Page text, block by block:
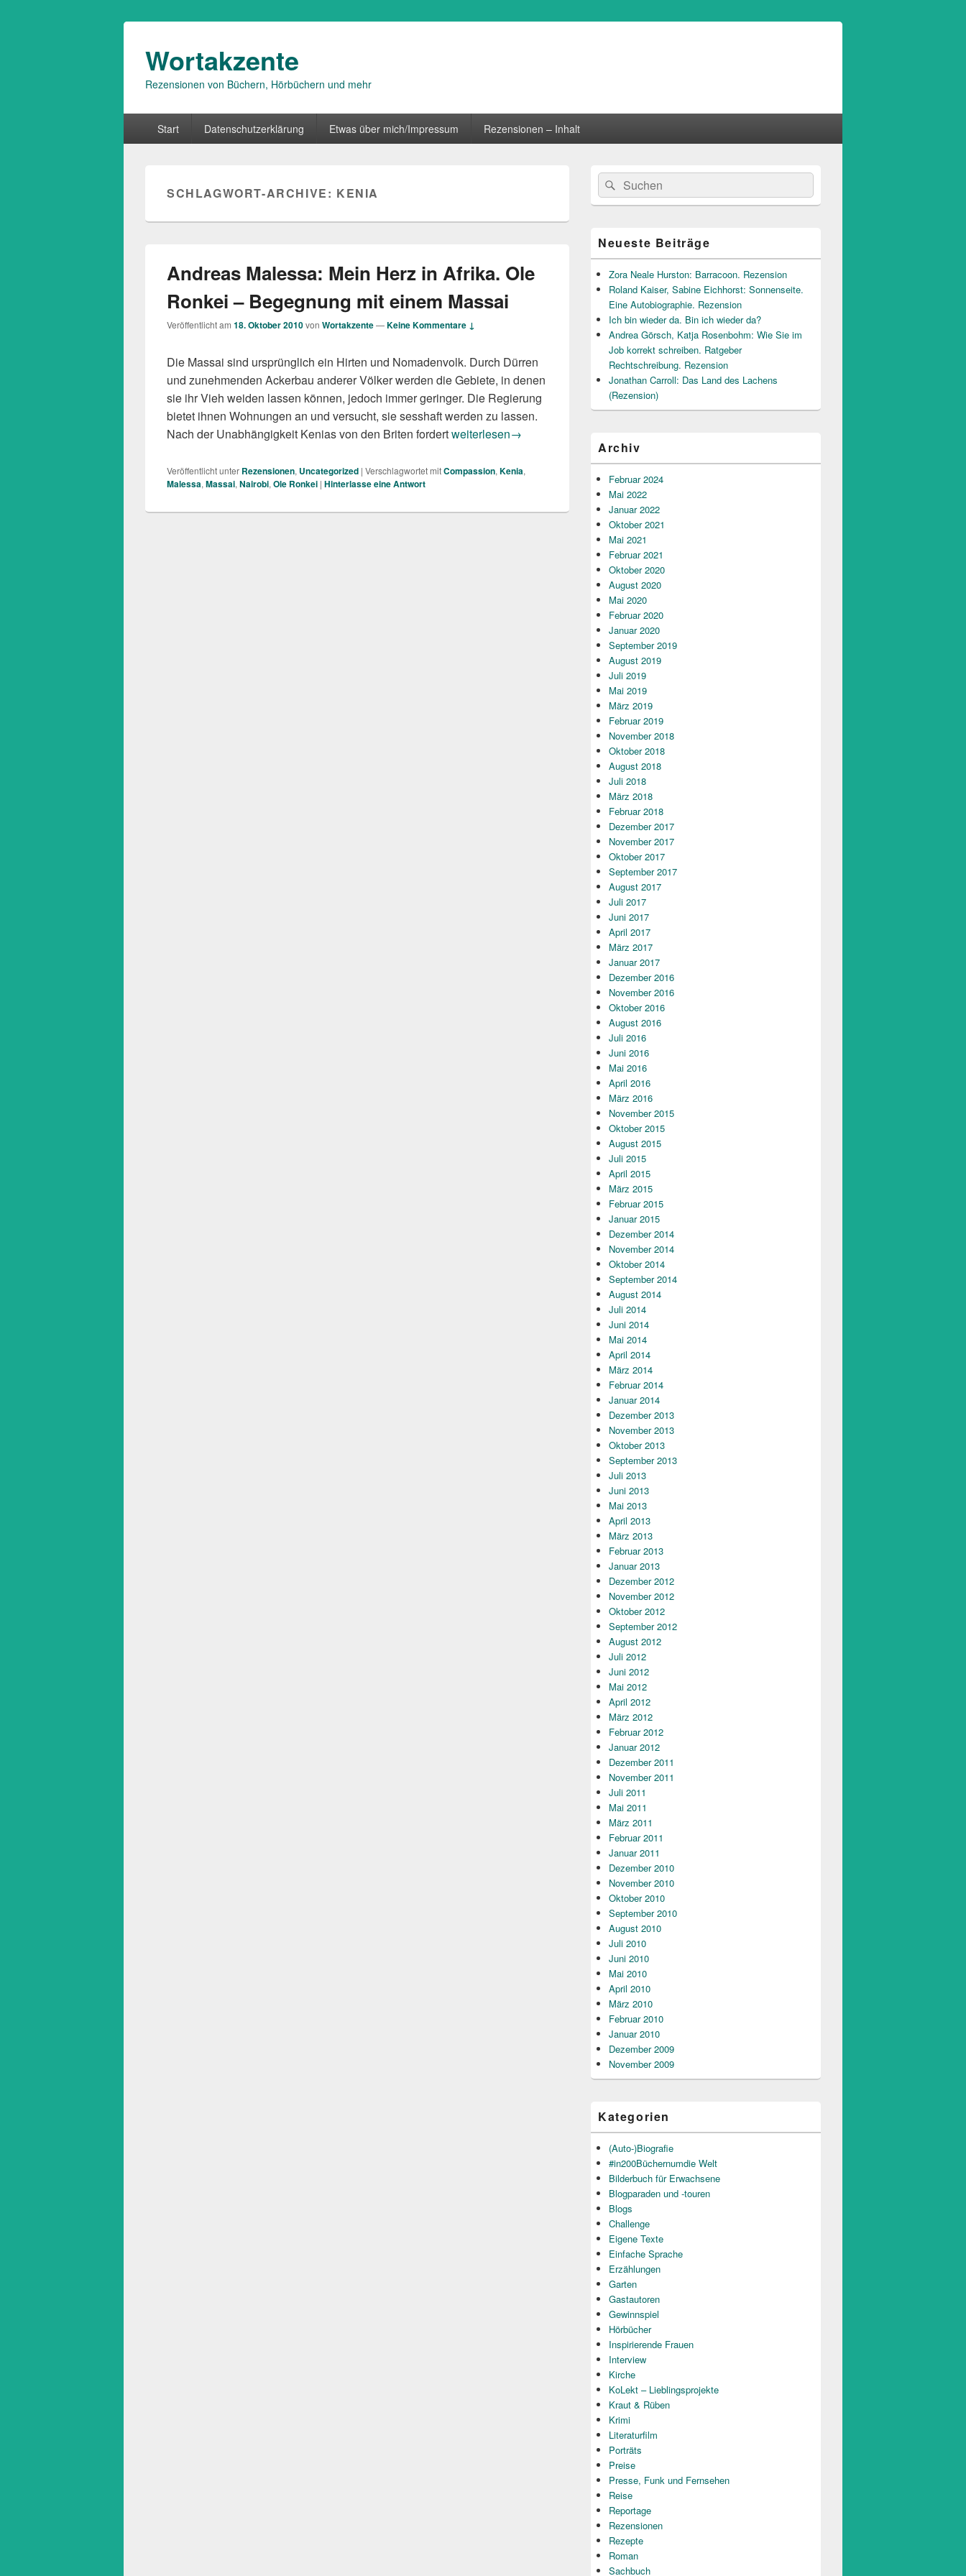
Wortakzente
Rezensionen von Büchern, Hörbüchern und mehr
Start Datenschutzerklärung Etwas über mich/Impressum Rezensionen – Inhalt
SCHLAGWORT-ARCHIVE: KENIA
Andreas Malessa: Mein Herz in Afrika. Ole
Ronkei – Begegnung mit einem Massai
Veröffentlicht am 18. Oktober 2010von Wortakzente—Keine Kommentare ↓
Die Massai sind ursprünglich ein Hirten und Nomadenvolk. Durch Dürren
und zunehmenden Ackerbau anderer Völker werden die Gebiete, in denen
sie ihr Vieh weiden lassen können, jedoch immer geringer. Die Regierung
bietet ihnen Wohnungen an und versucht, sie sesshaft werden zu lassen.
Nach der Unabhängigkeit Kenias von den Briten fordertAndreas Malessa: Mein Herz in Afrika. Ole Ronkei – Begegnung mit einem Massai
weiterlesen→
Veröffentlicht unter Rezensionen, Uncategorized | Verschlagwortet mitCompassion, Kenia,
Malessa, Massai, Nairobi, Ole Ronkei | Hinterlasse eine Antwort
Primärer
Seitenleisten
Widget-
Bereich
Suche
nach:
Suchen
Neueste Beiträge
Zora Neale Hurston: Barracoon. Rezension
Roland Kaiser, Sabine Eichhorst: Sonnenseite.
Eine Autobiographie. Rezension
Ich bin wieder da. Bin ich wieder da?
Andrea Görsch, Katja Rosenbohm: Wie Sie im
Job korrekt schreiben. Ratgeber
Rechtschreibung. Rezension
Jonathan Carroll: Das Land des Lachens
(Rezension)
Archiv
Februar 2024
Mai 2022
Januar 2022
Oktober 2021
Mai 2021
Februar 2021
Oktober 2020
August 2020
Mai 2020
Februar 2020
Januar 2020
September 2019
August 2019
Juli 2019
Mai 2019
März 2019
Februar 2019
November 2018
Oktober 2018
August 2018
Juli 2018
März 2018
Februar 2018
Dezember 2017
November 2017
Oktober 2017
September 2017
August 2017
Juli 2017
Juni 2017
April 2017
März 2017
Januar 2017
Dezember 2016
November 2016
Oktober 2016
August 2016
Juli 2016
Juni 2016
Mai 2016
April 2016
März 2016
November 2015
Oktober 2015
August 2015
Juli 2015
April 2015
März 2015
Februar 2015
Januar 2015
Dezember 2014
November 2014
Oktober 2014
September 2014
August 2014
Juli 2014
Juni 2014
Mai 2014
April 2014
März 2014
Februar 2014
Januar 2014
Dezember 2013
November 2013
Oktober 2013
September 2013
Juli 2013
Juni 2013
Mai 2013
April 2013
März 2013
Februar 2013
Januar 2013
Dezember 2012
November 2012
Oktober 2012
September 2012
August 2012
Juli 2012
Juni 2012
Mai 2012
April 2012
März 2012
Februar 2012
Januar 2012
Dezember 2011
November 2011
Juli 2011
Mai 2011
März 2011
Februar 2011
Januar 2011
Dezember 2010
November 2010
Oktober 2010
September 2010
August 2010
Juli 2010
Juni 2010
Mai 2010
April 2010
März 2010
Februar 2010
Januar 2010
Dezember 2009
November 2009
Kategorien
(Auto-)Biografie
#in200Büchernumdie Welt
Bilderbuch für Erwachsene
Blogparaden und -touren
Blogs
Challenge
Eigene Texte
Einfache Sprache
Erzählungen
Garten
Gastautoren
Gewinnspiel
Hörbücher
Inspirierende Frauen
Interview
Kirche
KoLekt – Lieblingsprojekte
Kraut & Rüben
Krimi
Literaturfilm
Porträts
Preise
Presse, Funk und Fernsehen
Reise
Reportage
Rezensionen
Rezepte
Roman
Sachbuch